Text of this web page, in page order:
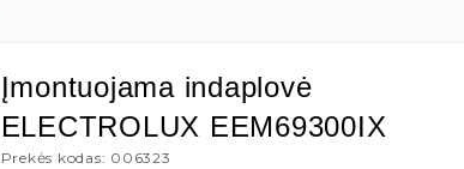
Įmontuojama indaplovė
ELECTROLUX EEM69300IX
Prekės kodas: 006323